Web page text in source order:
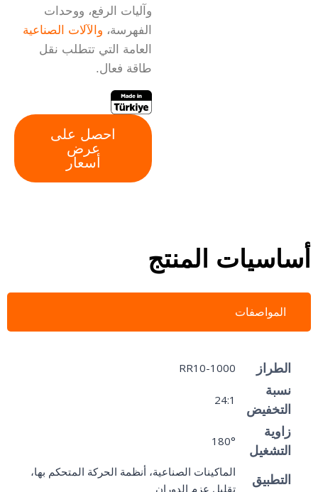
وآليات الرفع، ووحدات
الفهرسة، والآلات الصناعية
العامة التي تتطلب نقل
طاقة فعال.
احصل على
عرض
أسعار
أساسيات المنتج
المواصفات
الطراز RR10-1000
نسبة
التخفيض
24:1
زاوية
التشغيل
180°
التطبيق
الماكينات الصناعية، أنظمة الحركة المتحكم بها،
تقليل عزم الدوران